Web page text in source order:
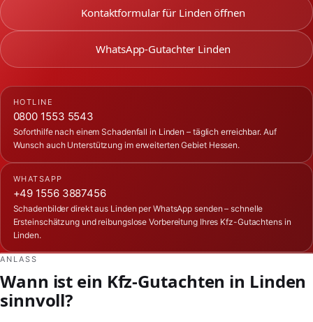
Kontaktformular für Linden öffnen
WhatsApp-Gutachter Linden
HOTLINE
0800 1553 5543
Soforthilfe nach einem Schadenfall in Linden – täglich erreichbar. Auf
Wunsch auch Unterstützung im erweiterten Gebiet Hessen.
WHATSAPP
+49 1556 3887456
Schadenbilder direkt aus Linden per WhatsApp senden – schnelle
Ersteinschätzung und reibungslose Vorbereitung Ihres Kfz-Gutachtens in
Linden.
ANLASS
Wann ist ein Kfz-Gutachten in Linden
sinnvoll?